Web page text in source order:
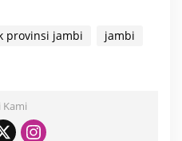
provinsi jambi
jambi